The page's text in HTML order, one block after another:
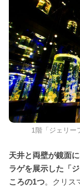
1階「ジェリ
天井と両壁が鏡面
ラゲを展示した「
ころの1つ。クリス